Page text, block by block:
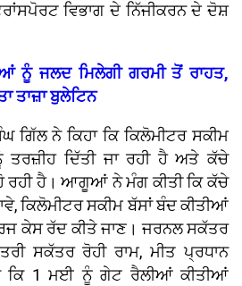
ਵਿਭਾਗ ਦੇ ਨਿੱਜੀਕਰਨ ਦੇ ਦੋਸ਼
ਨੂੰ ਜਲਦ ਮਿਲੇਗੀ ਗਰਮੀ ਤੋਂ ਰਾਹਤ,
ਤਾਜ਼ਾ ਬੁਲੇਟਿਨ
ਗਿੱਲ ਨੇ ਕਿਹਾ ਕਿ ਕਿਲੋਮੀਟਰ ਸਕੀਮ
ਤਰਜ਼ੀਹ ਦਿੱਤੀ ਜਾ ਰਹੀ ਹੈ ਅਤੇ ਕੱਚੇ
ਹੋ ਰਹੀ ਹੈ। ਆਗੂਆਂ ਨੇ ਮੰਗ ਕੀਤੀ ਕਿ ਕੱਚੇ
ਕਿਲੋਮੀਟਰ ਸਕੀਮ ਬੱਸਾਂ ਬੰਦ ਕੀਤੀਆਂ
ਕੇਸ ਰੱਦ ਕੀਤੇ ਜਾਣ। ਜਰਨਲ ਸਕੱਤਰ
ਸਕੱਤਰ ਰੋਹੀ ਰਾਮ, ਮੀਤ ਪ੍ਰਧਾਨ
ਕਿ 1 ਮਈ ਨੂੰ ਗੇਟ ਰੈਲੀਆਂ ਕੀਤੀਆਂ